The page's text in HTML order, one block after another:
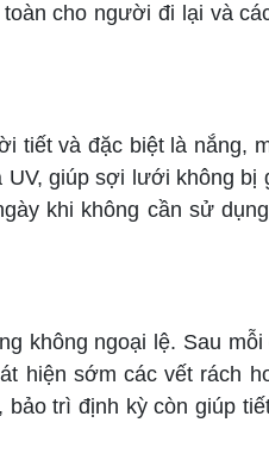
cho người đi lại và
tiết và đặc biệt là nắng,
giúp sợi lưới không bị
khi không cần sử
không ngoại lệ. Sau mỗi
hiện sớm các vết rách
trì định kỳ còn giúp